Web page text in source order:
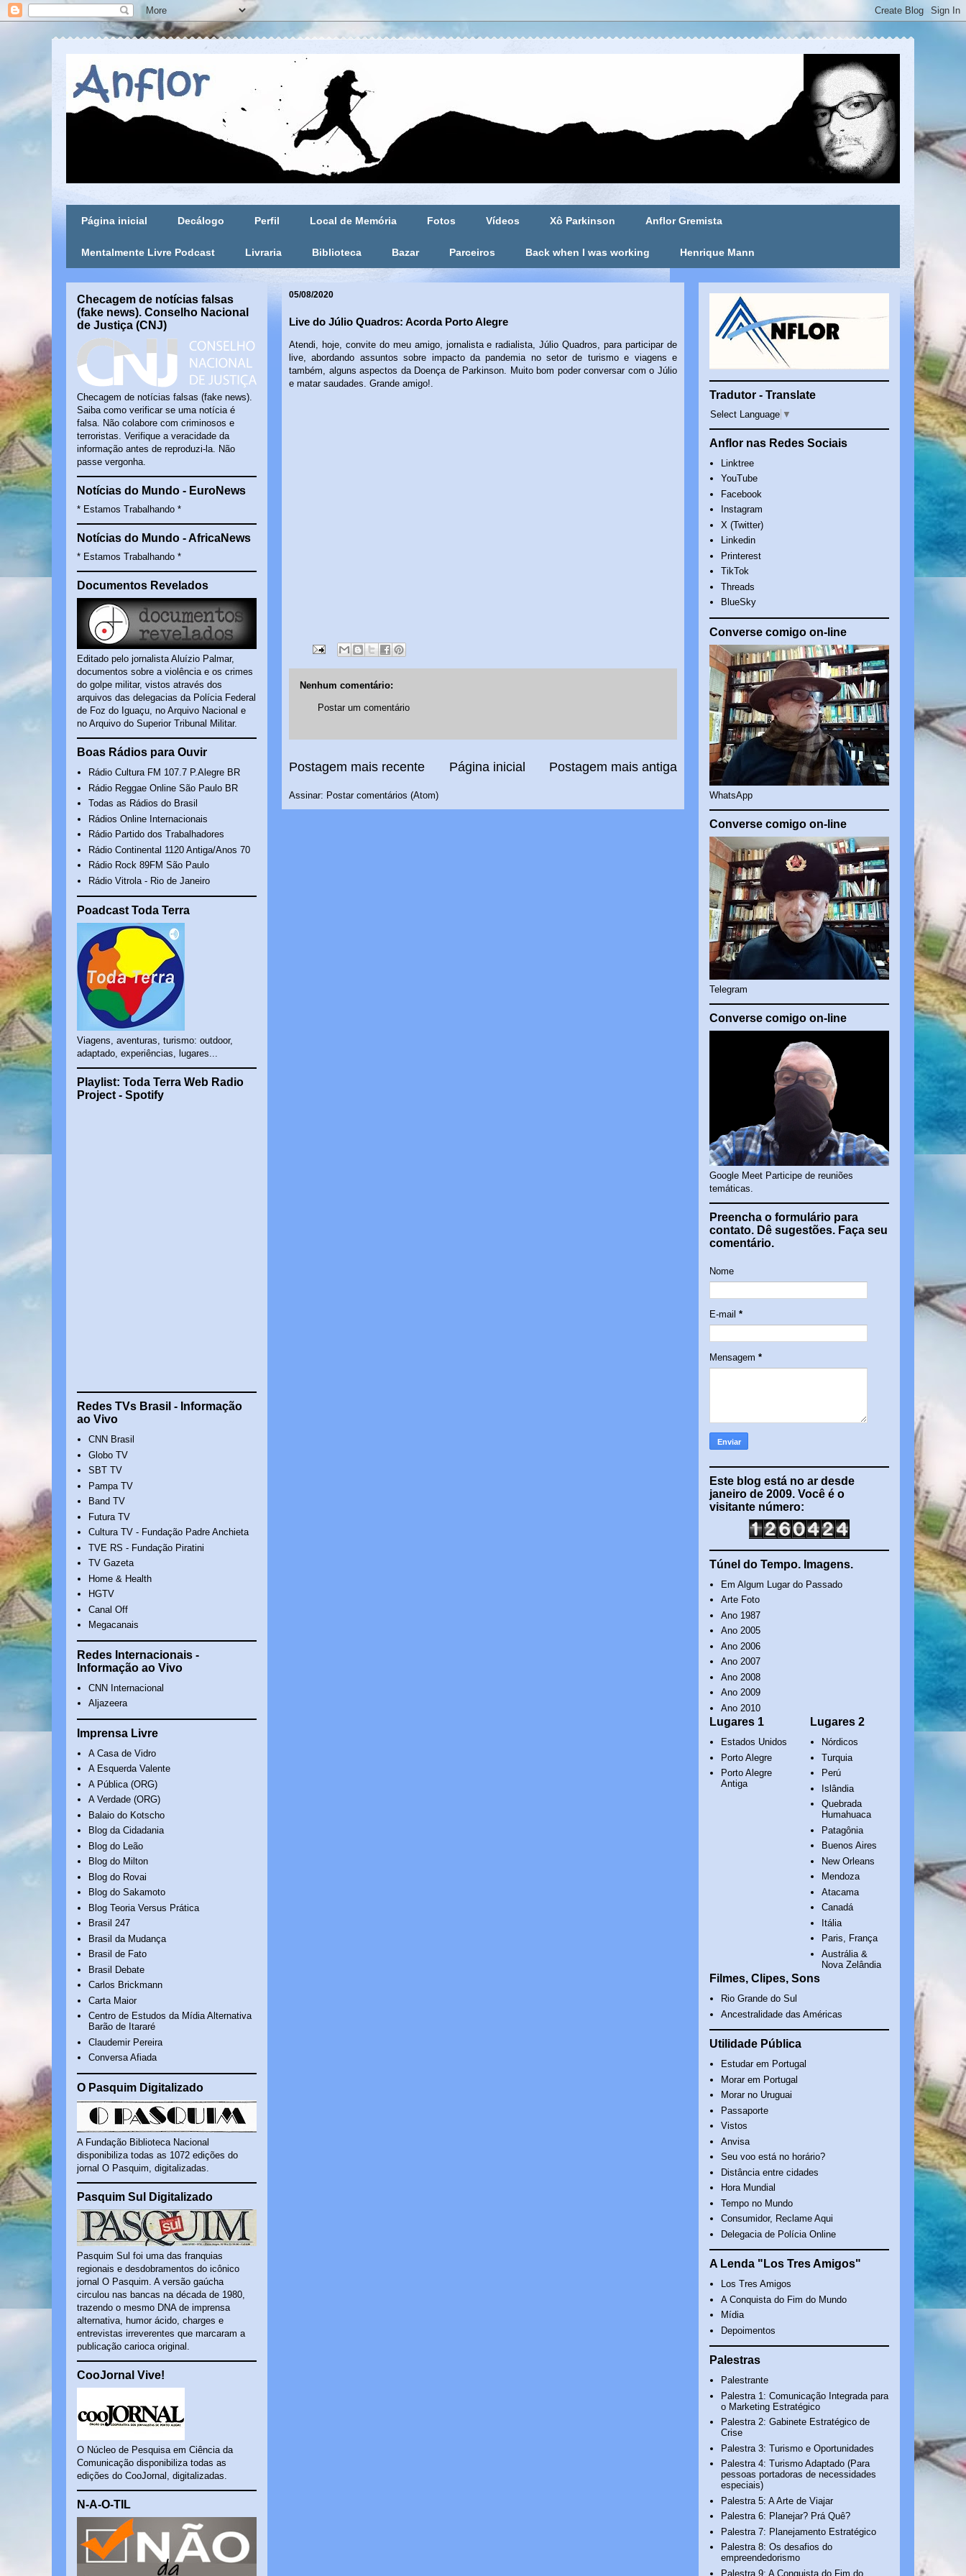
Página inicial Decálogo Perfil Local de Memória Fotos Vídeos Xô Parkinson Anflor Gremista
Mentalmente Livre Podcast Livraria Biblioteca Bazar Parceiros Back when I was working Henrique Mann
05/08/2020
Live do Júlio Quadros: Acorda Porto Alegre
Atendi, hoje, convite do meu amigo, jornalista e radialista, Júlio Quadros, para participar de
live, abordando assuntos sobre impacto da pandemia no setor de turismo e viagens e
também, alguns aspectos da Doença de Parkinson. Muito bom poder conversar com o Júlio
e matar saudades. Grande amigo!.
Nenhum comentário:
Postar um comentário
Postagem mais recente Postagem mais antiga
Página inicial
Assinar: Postar comentários (Atom)
Checagem de notícias falsas
(fake news). Conselho Nacional
de Justiça (CNJ)
Checagem de notícias falsas (fake news).
Saiba como verificar se uma notícia é
falsa. Não colabore com criminosos e
terroristas. Verifique a veracidade da
informação antes de reproduzi-la. Não
passe vergonha.
Notícias do Mundo - EuroNews
* Estamos Trabalhando *
Notícias do Mundo - AfricaNews
* Estamos Trabalhando *
Documentos Revelados
Editado pelo jornalista Aluízio Palmar,
documentos sobre a violência e os crimes
do golpe militar, vistos através dos
arquivos das delegacias da Polícia Federal
de Foz do Iguaçu, no Arquivo Nacional e
no Arquivo do Superior Tribunal Militar.
Boas Rádios para Ouvir
Rádio Cultura FM 107.7 P.Alegre BR
Rádio Reggae Online São Paulo BR
Todas as Rádios do Brasil
Rádios Online Internacionais
Rádio Partido dos Trabalhadores
Rádio Continental 1120 Antiga/Anos 70
Rádio Rock 89FM São Paulo
Rádio Vitrola - Rio de Janeiro
Poadcast Toda Terra
Viagens, aventuras, turismo: outdoor,
adaptado, experiências, lugares...
Playlist: Toda Terra Web Radio
Project - Spotify
Redes TVs Brasil - Informação
ao Vivo
CNN Brasil
Globo TV
SBT TV
Pampa TV
Band TV
Futura TV
Cultura TV - Fundação Padre Anchieta
TVE RS - Fundação Piratini
TV Gazeta
Home & Health
HGTV
Canal Off
Megacanais
Redes Internacionais -
Informação ao Vivo
CNN Internacional
Aljazeera
Imprensa Livre
A Casa de Vidro
A Esquerda Valente
A Pública (ORG)
A Verdade (ORG)
Balaio do Kotscho
Blog da Cidadania
Blog do Leão
Blog do Milton
Blog do Rovai
Blog do Sakamoto
Blog Teoria Versus Prática
Brasil 247
Brasil da Mudança
Brasil de Fato
Brasil Debate
Carlos Brickmann
Carta Maior
Centro de Estudos da Mídia Alternativa
Barão de Itararé
Claudemir Pereira
Conversa Afiada
O Pasquim Digitalizado
A Fundação Biblioteca Nacional
disponibiliza todas as 1072 edições do
jornal O Pasquim, digitalizadas.
Pasquim Sul Digitalizado
Pasquim Sul foi uma das franquias
regionais e desdobramentos do icônico
jornal O Pasquim. A versão gaúcha
circulou nas bancas na década de 1980,
trazendo o mesmo DNA de imprensa
alternativa, humor ácido, charges e
entrevistas irreverentes que marcaram a
publicação carioca original.
CooJornal Vive!
O Núcleo de Pesquisa em Ciência da
Comunicação disponibiliza todas as
edições do CooJornal, digitalizadas.
N-A-O-TIL
Tradutor - Translate
Select Language ▼
Anflor nas Redes Sociais
Linktree
YouTube
Facebook
Instagram
X (Twitter)
Linkedin
Printerest
TikTok
Threads
BlueSky
Converse comigo on-line
WhatsApp
Converse comigo on-line
Telegram
Converse comigo on-line
Google Meet Participe de reuniões
temáticas.
Preencha o formulário para
contato. Dê sugestões. Faça seu
comentário.
Nome
E-mail *
Mensagem *
Este blog está no ar desde
janeiro de 2009. Você é o
visitante número:
Túnel do Tempo. Imagens.
Em Algum Lugar do Passado
Arte Foto
Ano 1987
Ano 2005
Ano 2006
Ano 2007
Ano 2008
Ano 2009
Ano 2010
Lugares 1
Estados Unidos
Porto Alegre
Porto Alegre
Antiga
Lugares 2
Nórdicos
Turquia
Perú
Islândia
Quebrada
Humahuaca
Patagônia
Buenos Aires
New Orleans
Mendoza
Atacama
Canadá
Itália
Paris, França
Austrália &
Nova Zelândia
Filmes, Clipes, Sons
Rio Grande do Sul
Ancestralidade das Américas
Utilidade Pública
Estudar em Portugal
Morar em Portugal
Morar no Uruguai
Passaporte
Vistos
Anvisa
Seu voo está no horário?
Distância entre cidades
Hora Mundial
Tempo no Mundo
Consumidor, Reclame Aqui
Delegacia de Polícia Online
A Lenda "Los Tres Amigos"
Los Tres Amigos
A Conquista do Fim do Mundo
Mídia
Depoimentos
Palestras
Palestrante
Palestra 1: Comunicação Integrada para
o Marketing Estratégico
Palestra 2: Gabinete Estratégico de
Crise
Palestra 3: Turismo e Oportunidades
Palestra 4: Turismo Adaptado (Para
pessoas portadoras de necessidades
especiais)
Palestra 5: A Arte de Viajar
Palestra 6: Planejar? Prá Quê?
Palestra 7: Planejamento Estratégico
Palestra 8: Os desafios do
empreendedorismo
Palestra 9: A Conquista do Fim do